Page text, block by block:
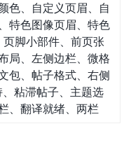
色、自定义页眉、自
特色图像页眉、特色
脚小部件、前页张
局、左侧边栏、微格
包、帖子格式、右侧
粘滞帖子、主题选
、翻译就绪、两栏